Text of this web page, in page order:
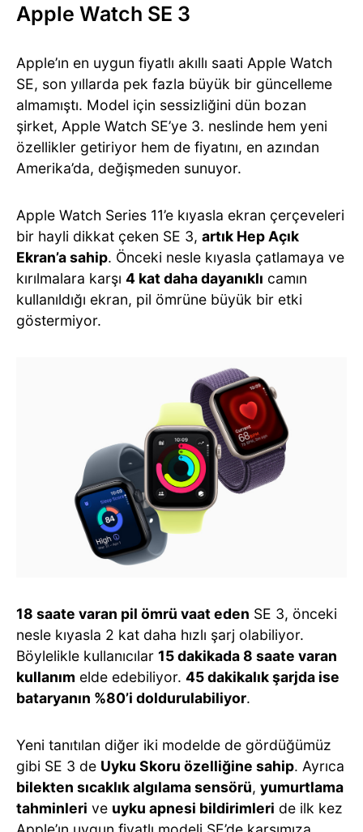
Apple Watch SE 3
Apple’ın en uygun fiyatlı akıllı saati Apple Watch
SE, son yıllarda pek fazla büyük bir güncelleme
almamıştı. Model için sessizliğini dün bozan
şirket, Apple Watch SE’ye 3. neslinde hem yeni
özellikler getiriyor hem de fiyatını, en azından
Amerika’da, değişmeden sunuyor.
Apple Watch Series 11’e kıyasla ekran çerçeveleri
bir hayli dikkat çeken SE 3, artık Hep Açık
Ekran’a sahip. Önceki nesle kıyasla çatlamaya ve
kırılmalara karşı 4 kat daha dayanıklı camın
kullanıldığı ekran, pil ömrüne büyük bir etki
göstermiyor.
18 saate varan pil ömrü vaat eden SE 3, önceki
nesle kıyasla 2 kat daha hızlı şarj olabiliyor.
Böylelikle kullanıcılar 15 dakikada 8 saate varan
kullanım elde edebiliyor. 45 dakikalık şarjda ise
bataryanın %80’i doldurulabiliyor.
Yeni tanıtılan diğer iki modelde de gördüğümüz
gibi SE 3 de Uyku Skoru özelliğine sahip. Ayrıca
bilekten sıcaklık algılama sensörü, yumurtlama
tahminleri ve uyku apnesi bildirimleri de ilk kez